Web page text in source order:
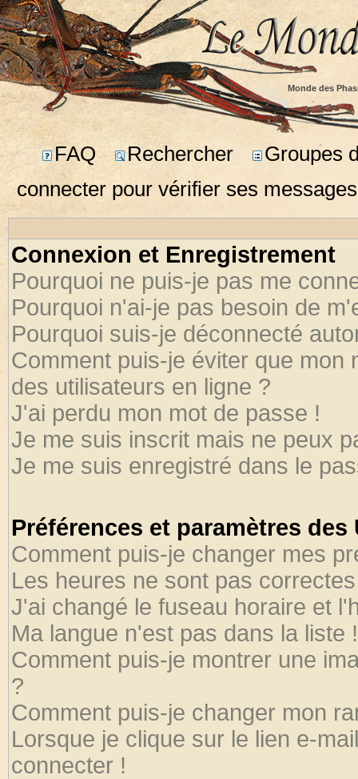
Monde des
FAQ Rechercher
Groupes
connecter pour vérifier ses
Connexion et Enregistrement
Pourquoi ne puis-je pas me
Pourquoi n'ai-je pas besoin de
Pourquoi suis-je déconnecté
Comment puis-je éviter que mon
des utilisateurs en ligne ?
J'ai perdu mon mot de passe !
Je me suis inscrit mais ne peux
Je me suis enregistré dans le
Préférences et paramètres
Comment puis-je changer mes
Les heures ne sont pas
J'ai changé le fuseau horaire et
Ma langue n'est pas dans la liste !
Comment puis-je montrer une
?
Comment puis-je changer mon
Lorsque je clique sur le lien e-
connecter !